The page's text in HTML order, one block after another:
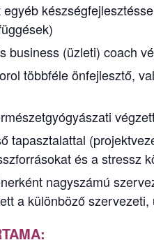
business (üzleti) coach
többféle önfejlesztő,
tapasztalattal
és a stressz
nagyszámú
a különböző